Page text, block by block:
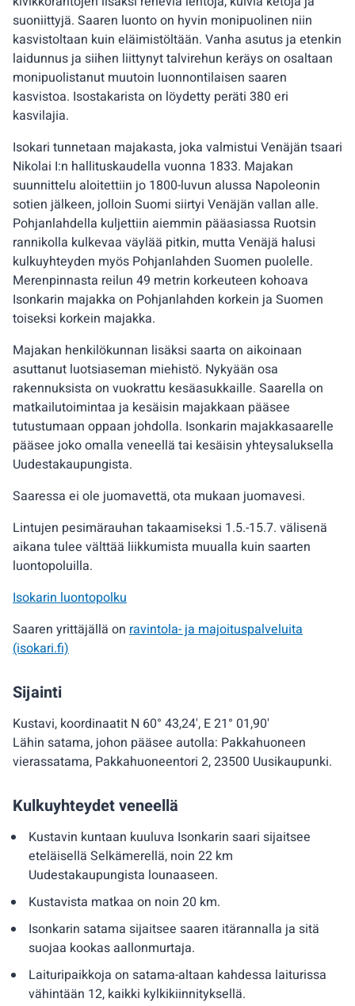
suoniittyjä. Saaren luonto on hyvin monipuolinen niin
kasvistoltaan kuin eläimistöltään. Vanha asutus ja etenkin
laidunnus ja siihen liittynyt talvirehun keräys on osaltaan
monipuolistanut muutoin luonnontilaisen saaren
kasvistoa. Isostakarista on löydetty peräti 380 eri
kasvilajia.
Isokari tunnetaan majakasta, joka valmistui Venäjän tsaari
Nikolai I:n hallituskaudella vuonna 1833. Majakan
suunnittelu aloitettiin jo 1800-luvun alussa Napoleonin
sotien jälkeen, jolloin Suomi siirtyi Venäjän vallan alle.
Pohjanlahdella kuljettiin aiemmin pääasiassa Ruotsin
rannikolla kulkevaa väylää pitkin, mutta Venäjä halusi
kulkuyhteyden myös Pohjanlahden Suomen puolelle.
Merenpinnasta reilun 49 metrin korkeuteen kohoava
Isonkarin majakka on Pohjanlahden korkein ja Suomen
toiseksi korkein majakka.
Majakan henkilökunnan lisäksi saarta on aikoinaan
asuttanut luotsiaseman miehistö. Nykyään osa
rakennuksista on vuokrattu kesäasukkaille. Saarella on
matkailutoimintaa ja kesäisin majakkaan pääsee
tutustumaan oppaan johdolla. Isonkarin majakkasaarelle
pääsee joko omalla veneellä tai kesäisin yhteysaluksella
Uudestakaupungista.
Saaressa ei ole juomavettä, ota mukaan juomavesi.
Lintujen pesimärauhan takaamiseksi 1.5.-15.7. välisenä
aikana tulee välttää liikkumista muualla kuin saarten
luontopoluilla.
Isokarin luontopolku
Saaren yrittäjällä on ravintola- ja majoituspalveluita
(isokari.fi)
Sijainti
Kustavi, koordinaatit N 60° 43,24', E 21° 01,90'
Lähin satama, johon pääsee autolla: Pakkahuoneen
vierassatama, Pakkahuoneentori 2, 23500 Uusikaupunki.
Kulkuyhteydet veneellä
Kustavin kuntaan kuuluva Isonkarin saari sijaitsee
eteläisellä Selkämerellä, noin 22 km
Uudestakaupungista lounaaseen.
Kustavista matkaa on noin 20 km.
Isonkarin satama sijaitsee saaren itärannalla ja sitä
suojaa kookas aallonmurtaja.
Laituripaikkoja on satama-altaan kahdessa laiturissa
vähintään 12, kaikki kylkikiinnityksellä.